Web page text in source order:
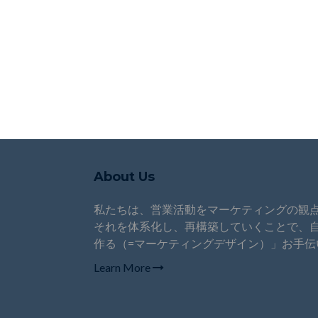
About Us
私たちは、営業活動をマーケティングの観
それを体系化し、再構築していくことで、
作る（=マーケティングデザイン）」お手
Learn More